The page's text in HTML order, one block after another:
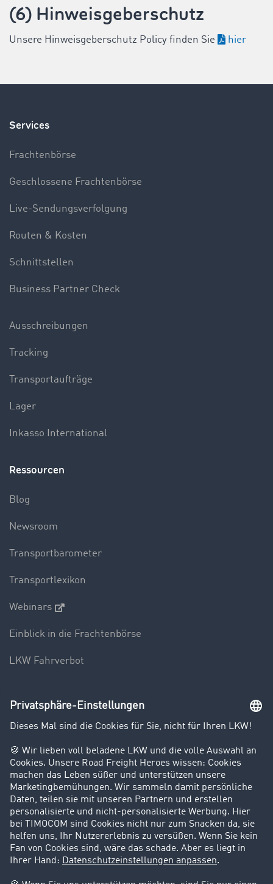
(6) Hinweisgeberschutz
Unsere Hinweisgeberschutz Policy finden Sie hier
Services
Frachtenbörse
Geschlossene Frachtenbörse
Live-Sendungsverfolgung
Routen & Kosten
Schnittstellen
Business Partner Check
Ausschreibungen
Tracking
Transportaufträge
Lager
Inkasso International
Ressourcen
Blog
Newsroom
Transportbarometer
Transportlexikon
Webinars
Einblick in die Frachtenbörse
LKW Fahrverbot
Unternehmen
Kunden werben Kunden
Success Stories
Karriere
Support
Kontakt
Rechtliches